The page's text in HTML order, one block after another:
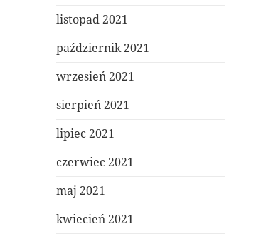
listopad 2021
październik 2021
wrzesień 2021
sierpień 2021
lipiec 2021
czerwiec 2021
maj 2021
kwiecień 2021